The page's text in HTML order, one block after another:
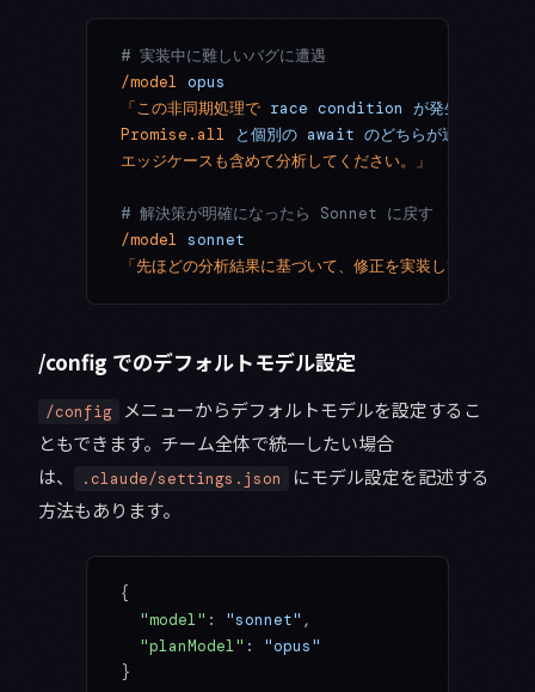
# 実装中に難しいバグに遭遇
/model opus
「この非同期処理で race condition が発生していま
Promise.all と個別の await のどちらが適切か、
エッジケースも含めて分析してください。」
# 解決策が明確になったら Sonnet に戻す
/model sonnet
「先ほどの分析結果に基づいて、修正を実装してください
/config でのデフォルトモデル設定
/config
メニューからデフォルトモデルを設定するこ
ともできます。チーム全体で統一したい場合
は、
.claude/settings.json
にモデル設定を記述する
方法もあります。
{
  "model"
: "sonnet" ,
  "planModel"
: "opus"
}